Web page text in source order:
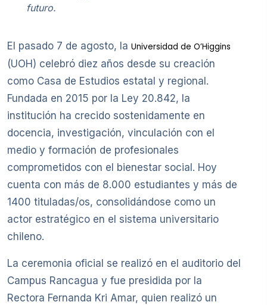
futuro.
El pasado 7 de agosto, la Universidad de O’Higgins
(UOH) celebró diez años desde su creación
como Casa de Estudios estatal y regional.
Fundada en 2015 por la Ley 20.842, la
institución ha crecido sostenidamente en
docencia, investigación, vinculación con el
medio y formación de profesionales
comprometidos con el bienestar social. Hoy
cuenta con más de 8.000 estudiantes y más de
1400 tituladas/os, consolidándose como un
actor estratégico en el sistema universitario
chileno.
La ceremonia oficial se realizó en el auditorio del
Campus Rancagua y fue presidida por la
Rectora Fernanda Kri Amar, quien realizó un